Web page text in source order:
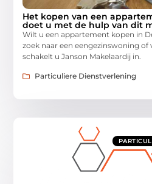
Het kopen van een
doet u met de hulp van dit
Wilt u een appartement kopen in
zoek naar een eengezinswoning
schakelt u Janson Makelaardij in.
Particuliere Dienstverlening